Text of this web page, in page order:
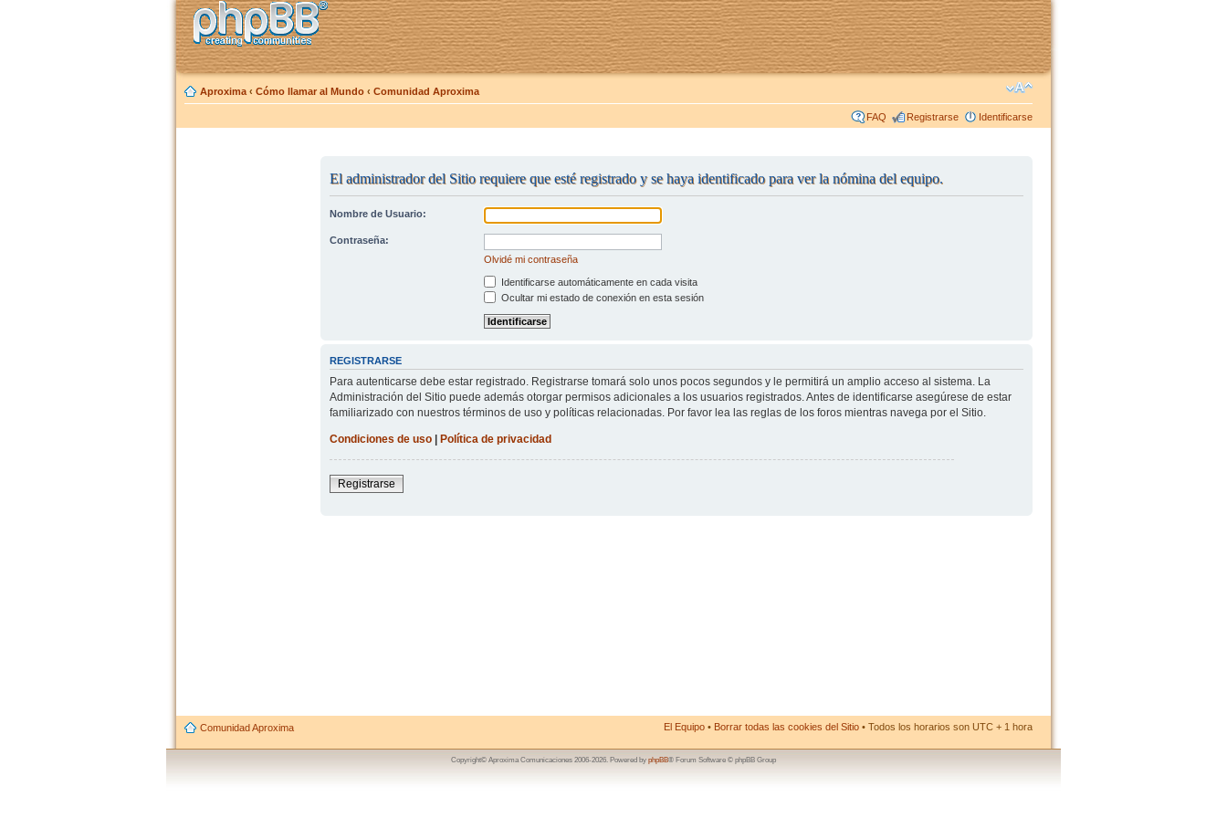
Aproxima ‹ Cómo llamar al Mundo ‹ Comunidad Aproxima
FAQ Registrarse Identificarse
El administrador del Sitio requiere que esté registrado y se haya identificado para ver la nómina del equipo.
Nombre de Usuario:
Contraseña:
Olvidé mi contraseña
Identificarse automáticamente en cada visita
Ocultar mi estado de conexión en esta sesión
REGISTRARSE
Para autenticarse debe estar registrado. Registrarse tomará solo unos pocos segundos y le permitirá un amplio acceso al sistema. La
Administración del Sitio puede además otorgar permisos adicionales a los usuarios registrados. Antes de identificarse asegúrese de estar
familiarizado con nuestros términos de uso y políticas relacionadas. Por favor lea las reglas de los foros mientras navega por el Sitio.
Condiciones de uso| Política de privacidad
Registrarse
Comunidad Aproxima El Equipo • Borrar todas las cookies del Sitio • Todos los horarios son UTC + 1 hora
Copyright© Aproxima Comunicaciones 2006-2026. Powered by phpBB® Forum Software © phpBB Group